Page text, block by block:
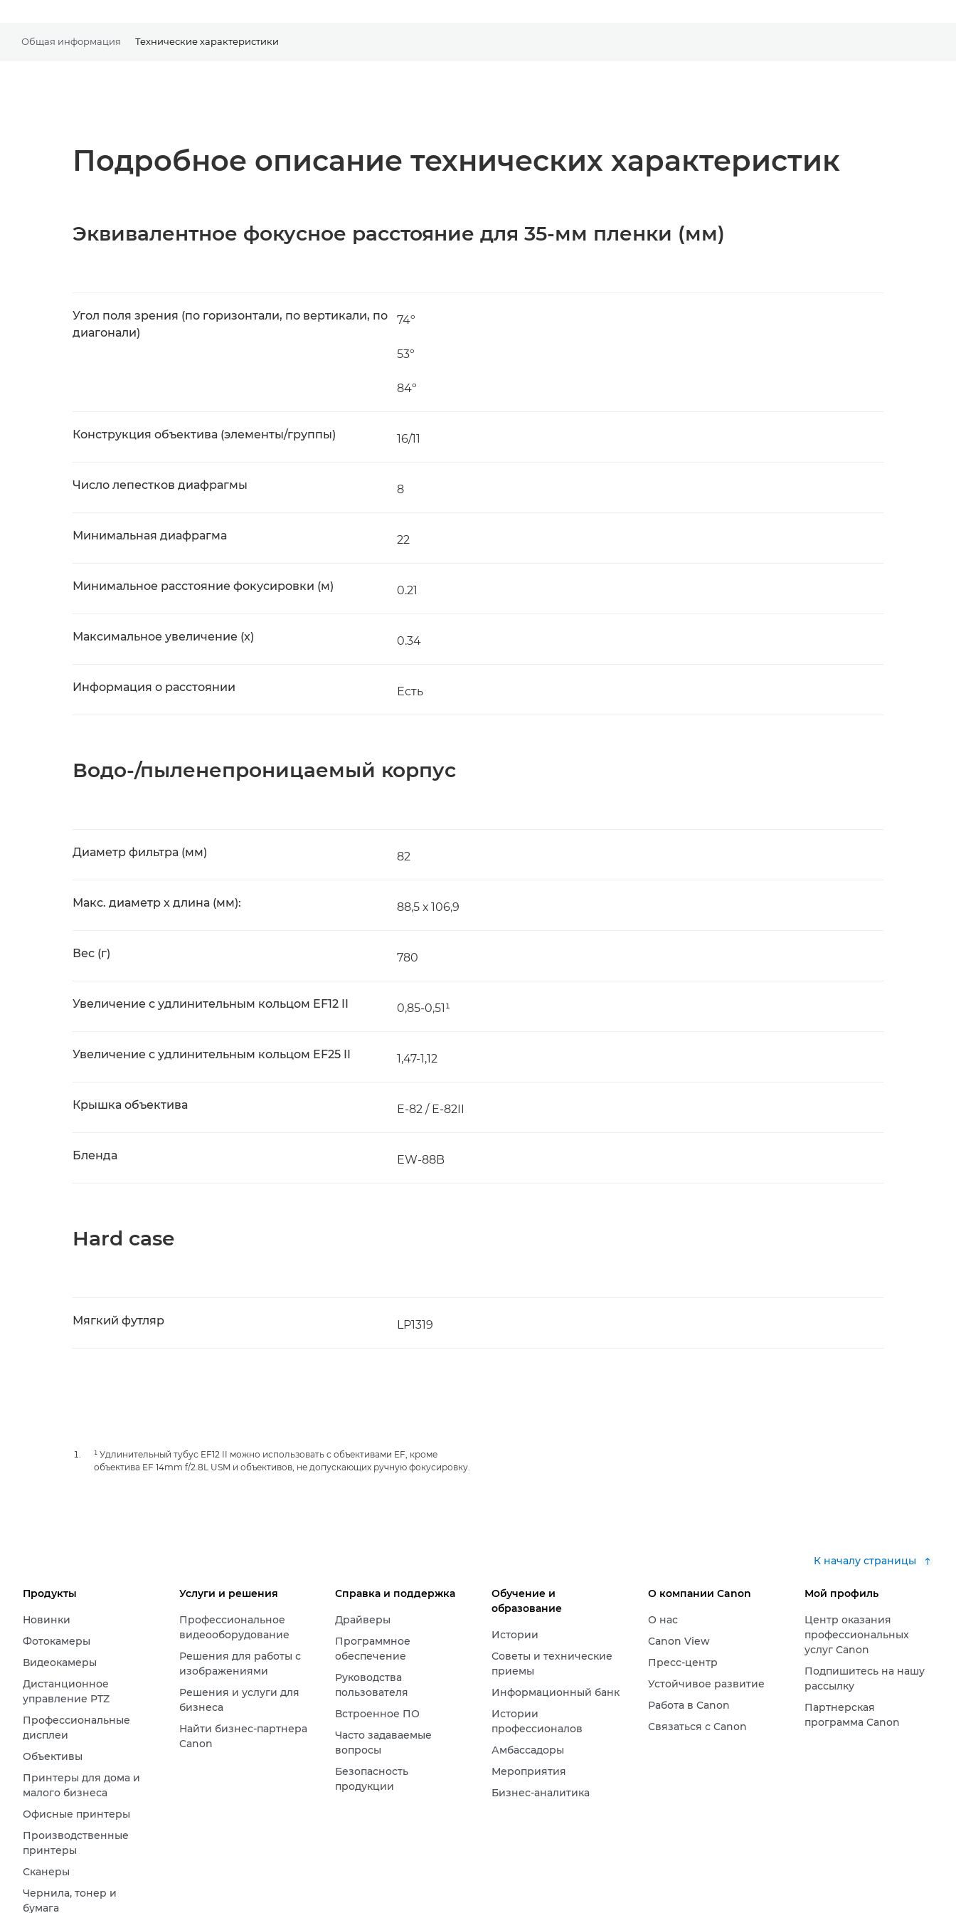
Общая информация Технические характеристики
Подробное описание технических характеристик
Эквивалентное фокусное расстояние для 35-мм пленки (мм)
Угол поля зрения (по горизонтали, по вертикали, по
диагонали)
74º
53º
84º
Конструкция объектива (элементы/группы) 16/11
Число лепестков диафрагмы 8
Минимальная диафрагма 22
Минимальное расстояние фокусировки (м) 0.21
Максимальное увеличение (x) 0.34
Информация о расстоянии Есть
Водо-/пыленепроницаемый корпус
Диаметр фильтра (мм) 82
Макс. диаметр x длина (мм): 88,5 х 106,9
Вес (г) 780
Увеличение с удлинительным кольцом EF12 II 0,85-0,51¹
Увеличение с удлинительным кольцом EF25 II 1,47-1,12
Крышка объектива E-82 / E-82II
Бленда EW-88B
Hard case
Мягкий футляр LP1319
¹ Удлинительный тубус EF12 II можно использовать с объективами EF, кроме
объектива EF 14mm f/2.8L USM и объективов, не допускающих ручную фокусировку.
К началу страницы
Продукты
Новинки
Фотокамеры
Видеокамеры
Дистанционное
управление PTZ
Профессиональные
дисплеи
Объективы
Принтеры для дома и
малого бизнеса
Офисные принтеры
Производственные
принтеры
Сканеры
Чернила, тонер и
бумага
Услуги и решения
Профессиональное
видеооборудование
Решения для работы с
изображениями
Решения и услуги для
бизнеса
Найти бизнес-партнера
Canon
Справка и поддержка
Драйверы
Программное
обеспечение
Руководства
пользователя
Встроенное ПО
Часто задаваемые
вопросы
Безопасность
продукции
Обучение и
образование
Истории
Советы и технические
приемы
Информационный банк
Истории
профессионалов
Амбассадоры
Мероприятия
Бизнес-аналитика
О компании Canon
О нас
Canon View
Пресс-центр
Устойчивое развитие
Работа в Canon
Связаться с Canon
Мой профиль
Центр оказания
профессиональных
услуг Canon
Подпишитесь на нашу
рассылку
Партнерская
программа Canon